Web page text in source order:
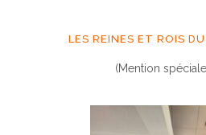
LES REINES ET ROIS
(Mention